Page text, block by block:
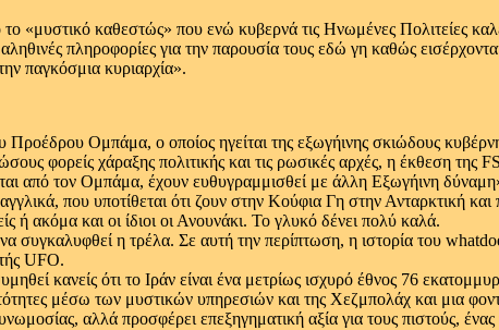
«μυστικό καθεστώς» που ενώ κυβερνά τις Ηνωμένες Πολιτείες
πληροφορίες για την παρουσία τους εδώ γη καθώς
παγκόσμια κυριαρχία».
Ομπάμα, ο οποίος ηγείται της εξωγήινης σκιώδους
φορείς χάραξης πολιτικής και τις ρωσικές αρχές, η έκθεση της
από τον Ομπάμα, έχουν ευθυγραμμισθεί με άλλη Εξωγήινη
που υποτίθεται ότι ζουν στην Κούφια Γη στην Ανταρκτική
ή ακόμα και οι ίδιοι οι Ανουνάκι. Το γλυκό δένει πολύ καλά.
συγκαλυφθεί η τρέλα. Σε αυτή την περίπτωση, η ιστορία του
UFO.
κανείς ότι το Ιράν είναι ένα μετρίως ισχυρό έθνος 76
μέσω των μυστικών υπηρεσιών και της Χεζμπολάχ και μια
αλλά προσφέρει επεξηγηματική αξία για τους πιστούς,